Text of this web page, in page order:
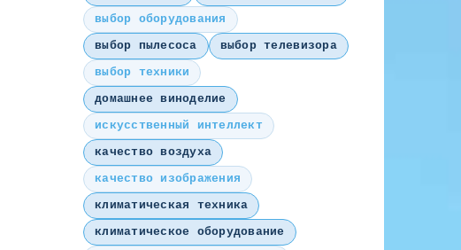
выбор оборудования
выбор пылесоса
выбор телевизора
выбор техники
домашнее виноделие
искусственный интеллект
качество воздуха
качество изображения
климатическая техника
климатическое оборудование